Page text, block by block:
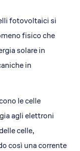
fotovoltaici si
fisico che
solare in
in
le celle
agli elettroni
celle,
così una corrente